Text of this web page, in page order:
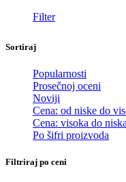
Filter
Sortiraj
Popularnosti
Prosečnoj oceni
Noviji
Cena: od niske do
Cena: visoka do niska
Po šifri proizvoda
Filtriraj po ceni